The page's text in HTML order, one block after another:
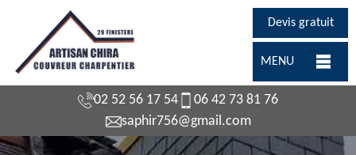
Devis gratuit
MENU
02 52 56 17 54
06 42 73 81 76
saphir756@gmail.com